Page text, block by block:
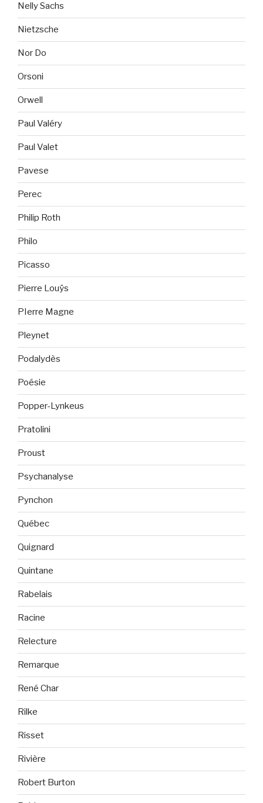
Nelly Sachs
Nietzsche
Nor Do
Orsoni
Orwell
Paul Valéry
Paul Valet
Pavese
Perec
Philip Roth
Philo
Picasso
Pierre Louÿs
PIerre Magne
Pleynet
Podalydès
Poésie
Popper-Lynkeus
Pratolini
Proust
Psychanalyse
Pynchon
Québec
Quignard
Quintane
Rabelais
Racine
Relecture
Remarque
René Char
Rilke
Risset
Rivière
Robert Burton